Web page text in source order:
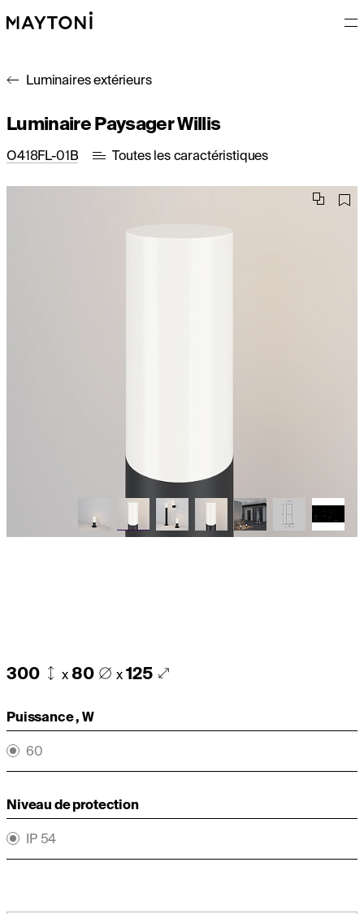
Luminaires extérieurs
Luminaire Paysager Willis
O418FL-01B Toutes les caractéristiques
300 x 80 x 125
Puissance , W
60
Niveau de protection
IP 54